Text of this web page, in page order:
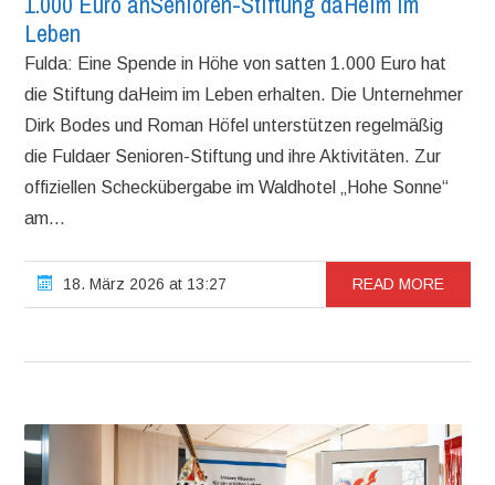
Leben
Fulda: Eine Spende in Höhe von satten 1.000 Euro hat
die Stiftung daHeim im Leben erhalten. Die Unternehmer
Dirk Bodes und Roman Höfel unterstützen regelmäßig
die Fuldaer Senioren-Stiftung und ihre Aktivitäten. Zur
offiziellen Scheckübergabe im Waldhotel „Hohe Sonne“
am...
18. März 2026 at 13:27 READ MORE